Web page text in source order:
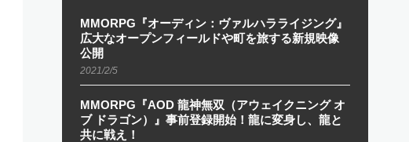
MMORPG『オーディン：ヴァルハラライジング』
広大なオープンフィールドや町を旅する新規映像
公開
2021/2/5
MMORPG『AOD 龍神無双（アウェイクニング オ
ブ ドラゴン）』事前登録開始！龍に変身し、龍と
共に戦え！